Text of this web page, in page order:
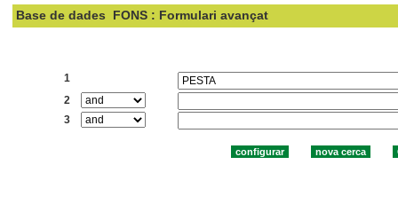
Base de dades FONS : Formulari avançat
1
2
3